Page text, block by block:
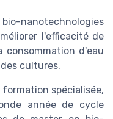
nanotechnologies
l'efficacité de
consommation d'eau
cultures.
spécialisée,
année de cycle